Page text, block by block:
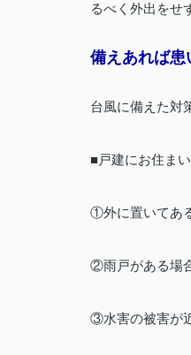
るべく外出をせ
備えあれば
台風に備えた対
■戸建にお住ま
①外に置いてあ
②雨戸がある場
③水害の被害が